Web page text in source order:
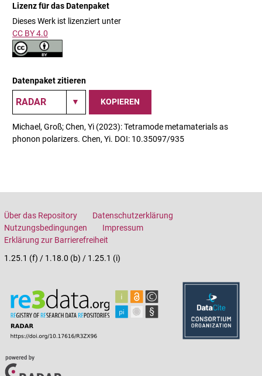
Lizenz für das Datenpaket
Dieses Werk ist lizenziert unter
CC BY 4.0
Datenpaket zitieren
KOPIEREN
Michael, Groß; Chen, Yi (2023): Tetramode metamaterials as
phonon polarizers. Chen, Yi. DOI: 10.35097/935
Über das Repository
Datenschutzerklärung
Nutzungsbedingungen
Impressum
Erklärung zur Barrierefreiheit
1.25.1 (f) / 1.18.0 (b) / 1.25.1 (i)